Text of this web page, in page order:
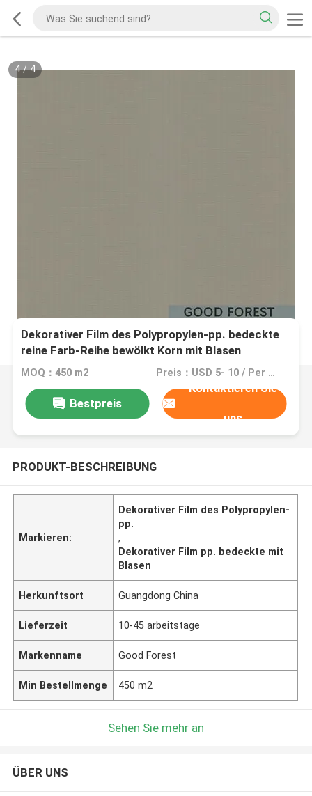
4/4
Dekorativer Film des Polypropylen-pp. bedeckte
reine Farb-Reihe bewölkt Korn mit Blasen
MOQ：450 m2 Preis：USD 5- 10 / Per Meter (M)
Bestpreis
Kontaktieren Sie
uns
PRODUKT-BESCHREIBUNG
Markieren:
Dekorativer Film des Polypropylen-
pp.
,
Dekorativer Film pp. bedeckte mit
Blasen
Herkunftsort Guangdong China
Lieferzeit 10-45 arbeitstage
Markenname Good Forest
Min Bestellmenge 450 m2
Sehen Sie mehr an
ÜBER UNS